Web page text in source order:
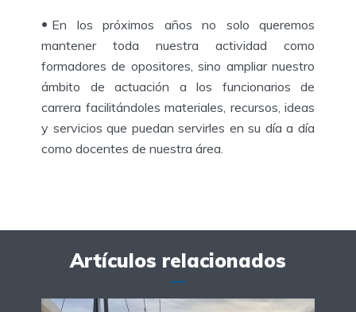
En los próximos años no solo queremos
mantener toda nuestra actividad como
formadores de opositores, sino ampliar nuestro
ámbito de actuación a los funcionarios de
carrera facilitándoles materiales, recursos, ideas
y servicios que puedan servirles en su día a día
como docentes de nuestra área.
Artículos relacionados